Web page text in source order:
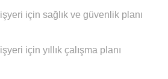
için sağlık ve güvenlik planı
için yıllık çalışma planı